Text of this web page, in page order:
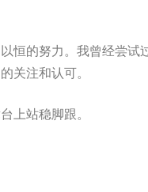
恒的努力。我曾经尝试
关注和认可。
上站稳脚跟。